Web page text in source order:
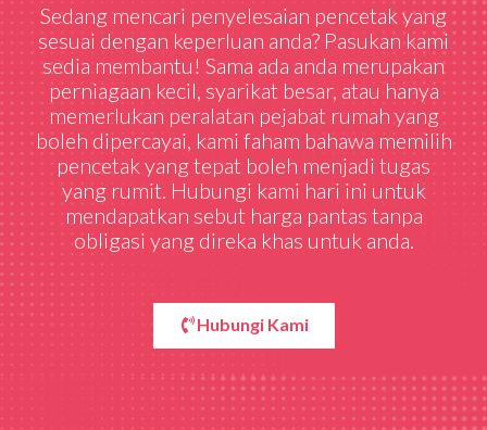
Sedang mencari penyelesaian pencetak yang
sesuai dengan keperluan anda? Pasukan kami
sedia membantu! Sama ada anda merupakan
perniagaan kecil, syarikat besar, atau hanya
memerlukan peralatan pejabat rumah yang
boleh dipercayai, kami faham bahawa memilih
pencetak yang tepat boleh menjadi tugas
yang rumit. Hubungi kami hari ini untuk
mendapatkan sebut harga pantas tanpa
obligasi yang direka khas untuk anda.
Hubungi Kami